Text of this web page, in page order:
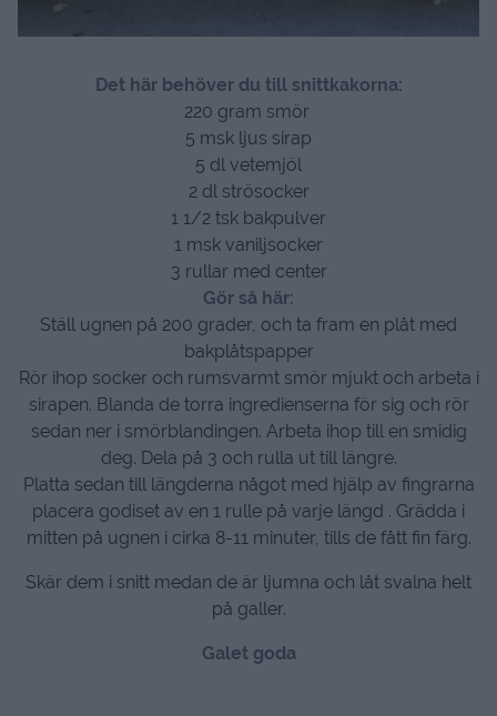
Det här behöver du till snittkakorna:
220 gram smör
5 msk ljus sirap
5 dl vetemjöl
2 dl strösocker
1 1/2 tsk bakpulver
1 msk vaniljsocker
3 rullar med center
Gör så här:
Ställ ugnen på 200 grader, och ta fram en plåt med
bakplåtspapper
Rör ihop socker och rumsvarmt smör mjukt och arbeta i
sirapen. Blanda de torra ingredienserna för sig och rör
sedan ner i smörblandingen. Arbeta ihop till en smidig
deg. Dela på 3 och rulla ut till längre.
Platta sedan till längderna något med hjälp av fingrarna
placera godiset av en 1 rulle på varje längd . Grädda i
mitten på ugnen i cirka 8-11 minuter, tills de fått fin färg.
Skär dem i snitt medan de är ljumna och låt svalna helt
på galler.
Galet goda